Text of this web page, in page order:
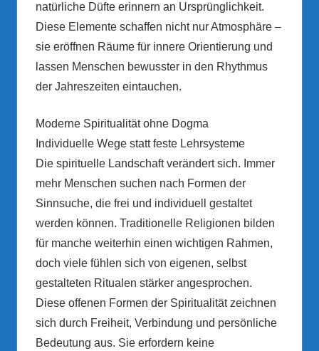
natürliche Düfte erinnern an Ursprünglichkeit.
Diese Elemente schaffen nicht nur Atmosphäre –
sie eröffnen Räume für innere Orientierung und
lassen Menschen bewusster in den Rhythmus
der Jahreszeiten eintauchen.
Moderne Spiritualität ohne Dogma
Individuelle Wege statt feste Lehrsysteme
Die spirituelle Landschaft verändert sich. Immer
mehr Menschen suchen nach Formen der
Sinnsuche, die frei und individuell gestaltet
werden können. Traditionelle Religionen bilden
für manche weiterhin einen wichtigen Rahmen,
doch viele fühlen sich von eigenen, selbst
gestalteten Ritualen stärker angesprochen.
Diese offenen Formen der Spiritualität zeichnen
sich durch Freiheit, Verbindung und persönliche
Bedeutung aus. Sie erfordern keine